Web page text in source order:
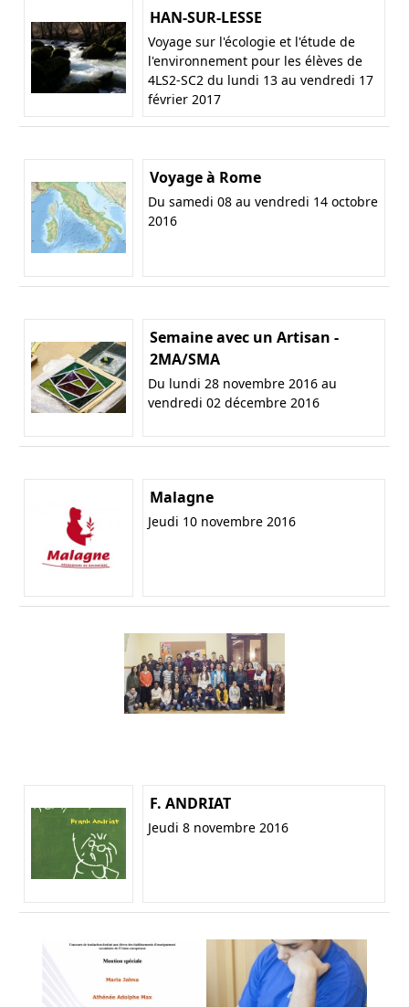
HAN-SUR-LESSE
Voyage sur l'écologie et l'étude de
l'environnement pour les élèves de
4LS2-SC2 du lundi 13 au vendredi 17
février 2017
Voyage à Rome
Du samedi 08 au vendredi 14 octobre
2016
Semaine avec un Artisan -
2MA/SMA
Du lundi 28 novembre 2016 au
vendredi 02 décembre 2016
Malagne
Jeudi 10 novembre 2016
F. ANDRIAT
Jeudi 8 novembre 2016